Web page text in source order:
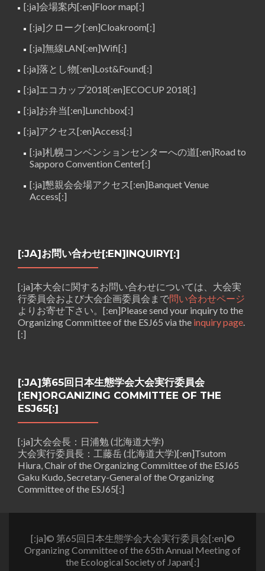
[:ja]会場案内[:en]Floor map[:]
[:ja]クローク[:en]Cloakroom[:]
[:ja]無線LAN[:en]Wifi[:]
[:ja]落とし物[:en]Lost&Found[:]
[:ja]エコカップ2018[:en]ECOCUP 2018[:]
[:ja]お弁当[:en]Lunchbox[:]
[:ja]アクセス[:en]Access[:]
[:ja]札幌コンベンションセンターへの道[:en]Road to
Sapporo Convention Center[:]
[:ja]懇親会会場アクセス[:en]Banquet Venue
Access[:]
[:JA]お問い合わせ[:EN]INQUIRY[:]
[:ja]本大会に関するお問い合わせについては、大会実
行委員会および大会企画委員会まで問い合わせページ
よりお寄せ下さい。[:en]Please send your inquiry to the
Organizing Committee of the ESJ65 via the inquiry page.
[:]
[:JA]第65回日本生態学会大会実行委員会
[:EN]ORGANIZING COMMITTEE OF THE
ESJ65[:]
[:ja]大会会長：日浦勉 (北海道大学)
大会実行委員長：工藤岳 (北海道大学)[:en]Tsutom
Hiura, Chair of the Organizing Committee of the ESJ65
Gaku Kudo, Secretary-General of the Organizing
Committee of the ESJ65[:]
[:ja]© 第65回日本生態学会大会実行委員会[:en]©
Organizing Committee of the 65th Annual Meeting of
the Ecological Society of Japan[:]